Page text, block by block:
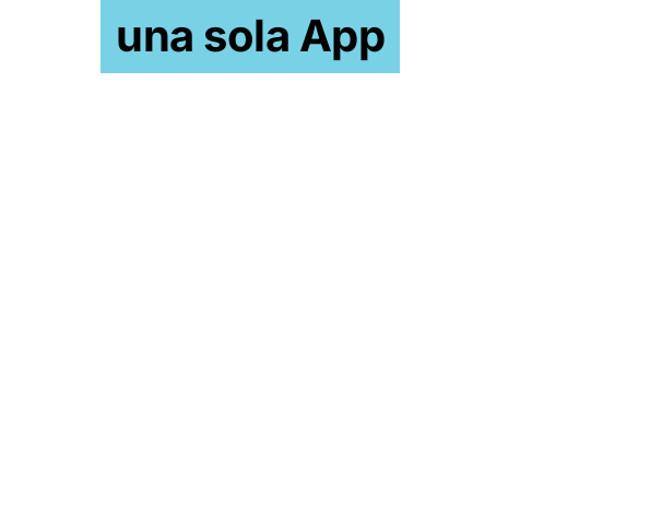
una sola App